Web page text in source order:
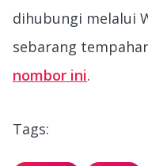
dihubungi melalui
sebarang
nombor ini.
Tags: